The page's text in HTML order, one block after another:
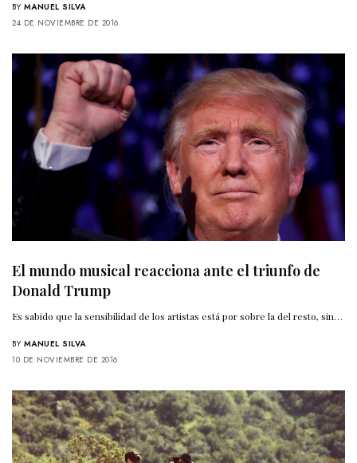
BY MANUEL SILVA
24 DE NOVIEMBRE DE 2016
El mundo musical reacciona ante el triunfo de
Donald Trump
Es sabido que la sensibilidad de los artistas está por sobre la del resto, sin…
BY MANUEL SILVA
10 DE NOVIEMBRE DE 2016